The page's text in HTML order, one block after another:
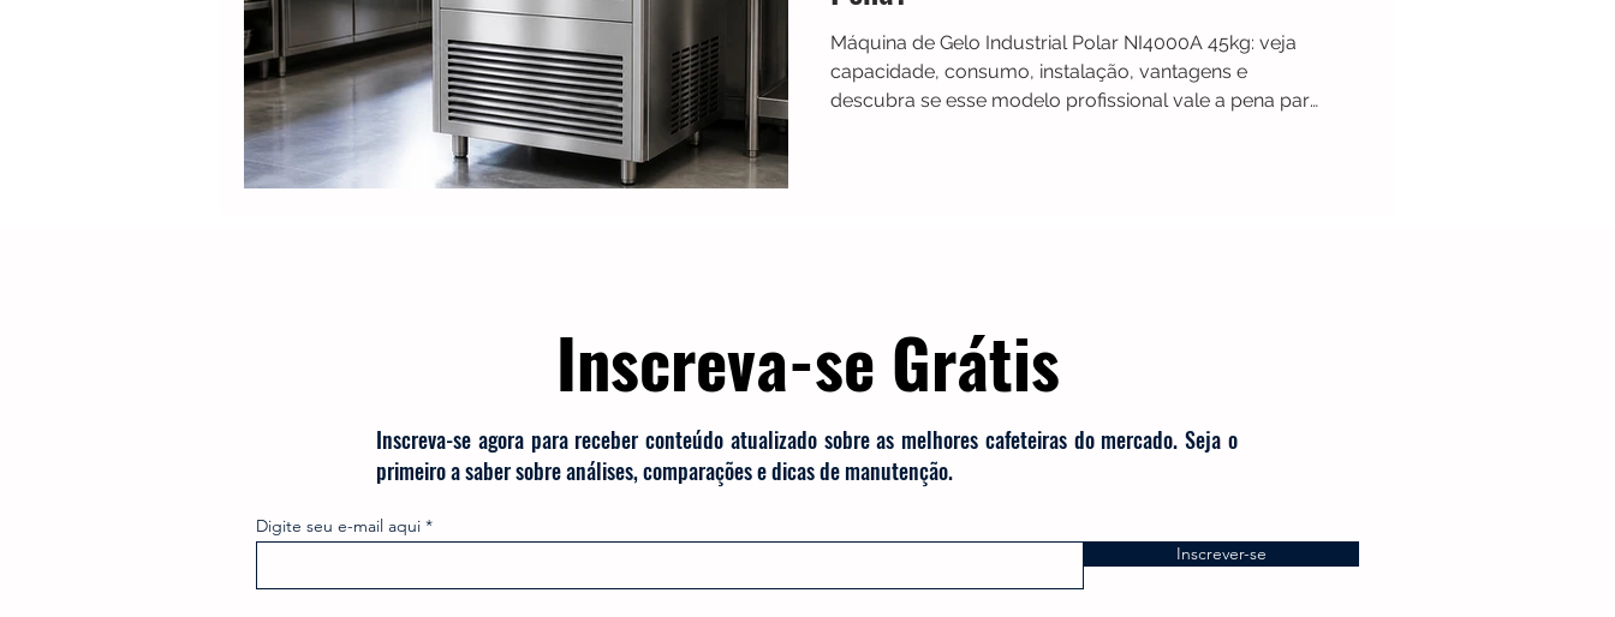
Máquina de Gelo Industrial Polar NI4000A 45kg: veja
capacidade, consumo, instalação, vantagens e
descubra se esse modelo profissional vale a pena para
Inscreva-se Grátis
Inscreva-se agora para receber conteúdo atualizado sobre as melhores cafeteiras do mercado. Seja o
primeiro a saber sobre análises, comparações e dicas de manutenção.
Digite seu e-mail aqui
Inscrever-se